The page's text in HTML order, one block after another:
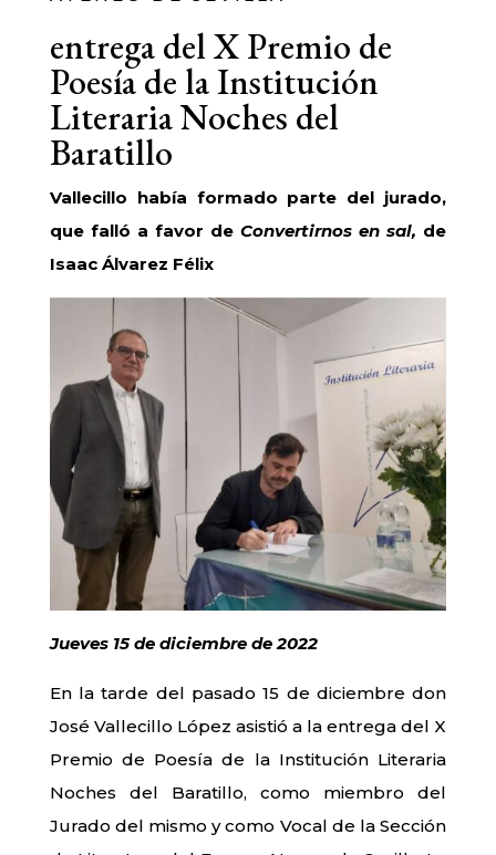
entrega del X Premio de
Poesía de la Institución
Literaria Noches del
Baratillo
Vallecillo había formado parte del jurado,
que falló a favor deConvertirnos en sal, de
Isaac Álvarez Félix
Jueves 15 de diciembre de 2022
En la tarde del pasado 15 de diciembre don
José Vallecillo López asistió a la entrega del X
Premio de Poesía de la Institución Literaria
Noches del Baratillo, como miembro del
Jurado del mismo y como Vocal de la Sección